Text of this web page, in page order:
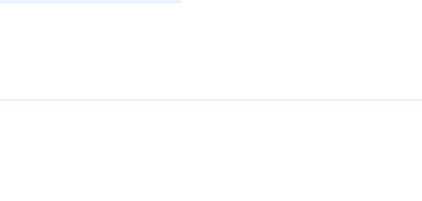
理悔改變化。但我在盡本分中不注重解决自己的敵基督性
掌權，我真是鬼迷了心竅。